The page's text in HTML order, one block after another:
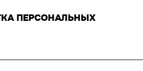
ПЕРСОНАЛЬНЫХ